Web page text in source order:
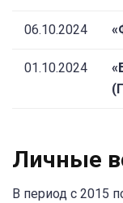
06.10.2024
01.10.2024
Личные
В период с 2015